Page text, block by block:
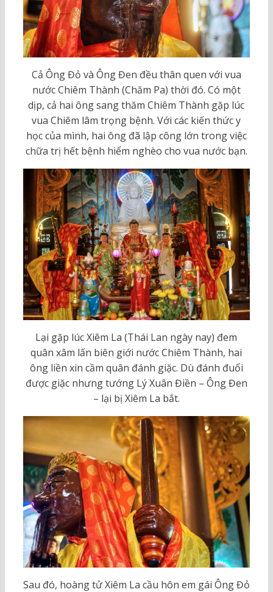
Cả Ông Đỏ và Ông Đen đều thân quen với vua
nước Chiêm Thành (Chăm Pa) thời đó. Có một
dịp, cả hai ông sang thăm Chiêm Thành gặp lúc
vua Chiêm lâm trọng bệnh. Với các kiến thức y
học của mình, hai ông đã lập công lớn trong việc
chữa trị hết bệnh hiểm nghèo cho vua nước bạn.
Lại gặp lúc Xiêm La (Thái Lan ngày nay) đem
quân xâm lấn biên giới nước Chiêm Thành, hai
ông liền xin cầm quân đánh giặc. Dù đánh đuổi
được giặc nhưng tướng Lý Xuân Điền – Ông Đen
– lại bị Xiêm La bắt.
Sau đó, hoàng tử Xiêm La cầu hôn em gái Ông Đỏ